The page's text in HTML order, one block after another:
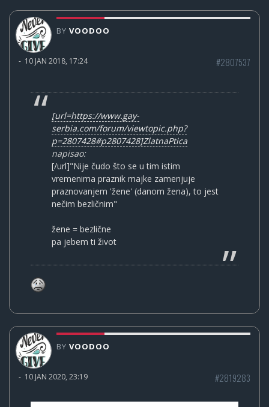
BY VOODOO
- 10 JAN 2018, 17:24 #2807537
[url=https://www.gay-
serbia.com/forum/viewtopic.php?
p=2807428#p2807428]ZlatnaPtica
napisao:
[/url]"Nije čudo što se u tim istim
vremenima praznik majke zamenjuje
praznovanjem 'žene' (danom žena), to jest
nečim bezličnim"
žene = bezlične
pa jebem ti život
BY VOODOO
- 10 JAN 2020, 23:19 #2819283